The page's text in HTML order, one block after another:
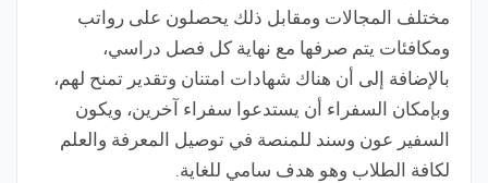
مختلف المجالات ومقابل ذلك يحصلون على رواتب
ومكافئات يتم صرفها مع نهاية كل فصل دراسي،
بالإضافة إلى أن هناك شهادات امتنان وتقدير تمنح لهم،
وبإمكان السفراء أن يستدعوا سفراء آخرين، ويكون
السفير عون وسند للمنصة في توصيل المعرفة والعلم
لكافة الطلاب وهو هدف سامي للغاية.